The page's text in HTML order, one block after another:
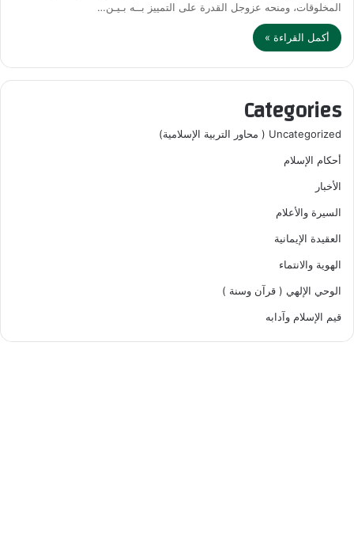
المخلوقات، ومنحه عزوجل القدرة على التمييز بــه بـيـن…
أكمل القراءة »
Categories
Uncategorized ( محاور التربية الإسلامية)
أحكام الإسلام
الأخبار
السيرة والأعلام
العقيدة الإيمانية
الهوية والانتماء
الوحي الإلهي ( قرآن وسنة )
قيم الإسلام وآدابه